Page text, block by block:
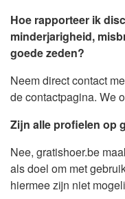
Hoe rapporteer ik
minderjarigheid,
goede zeden?
Neem direct contact
de contactpagina. We
Zijn alle profielen op
Nee, gratishoer.be
als doel om met
hiermee zijn niet